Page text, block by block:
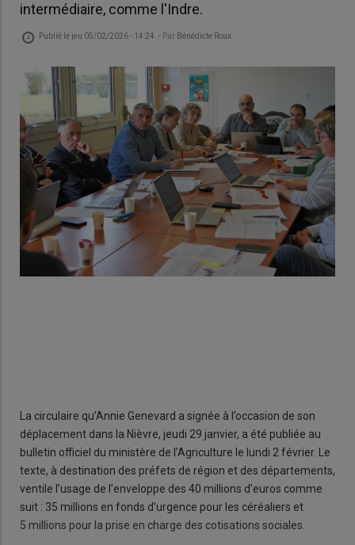
intermédiaire, comme l'Indre.
Publié le jeu 05/02/2026 - 14:24 - Par Bénédicte Roux
La circulaire qu’Annie Genevard a signée à l’occasion de son
déplacement dans la Nièvre, jeudi 29 janvier, a été publiée au
bulletin officiel du ministère de l’Agriculture le lundi 2 février. Le
texte, à destination des préfets de région et des départements,
ventile l’usage de l’enveloppe des 40 millions d’euros comme
suit : 35 millions en fonds d’urgence pour les céréaliers et
5 millions pour la prise en charge des cotisations sociales.